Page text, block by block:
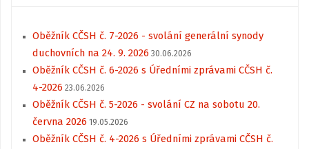
Oběžník CČSH č. 7-2026 - svolání generální synody
duchovních na 24. 9. 2026 30.06.2026
Oběžník CČSH č. 6-2026 s Úředními zprávami CČSH č.
4-2026 23.06.2026
Oběžník CČSH č. 5-2026 - svolání CZ na sobotu 20.
června 2026 19.05.2026
Oběžník CČSH č. 4-2026 s Úředními zprávami CČSH č.